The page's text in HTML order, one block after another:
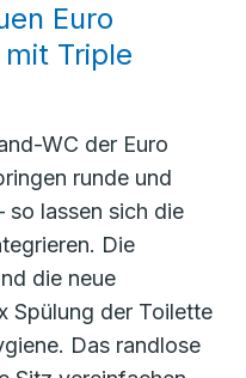
Euro
Triple
WC der Euro
runde und
so lassen sich die
Die
die neue
Spülung der Toilette
Das randlose